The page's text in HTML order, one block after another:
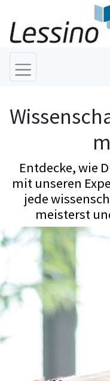
Entdecke, wie
mit unseren
jede
meisterst